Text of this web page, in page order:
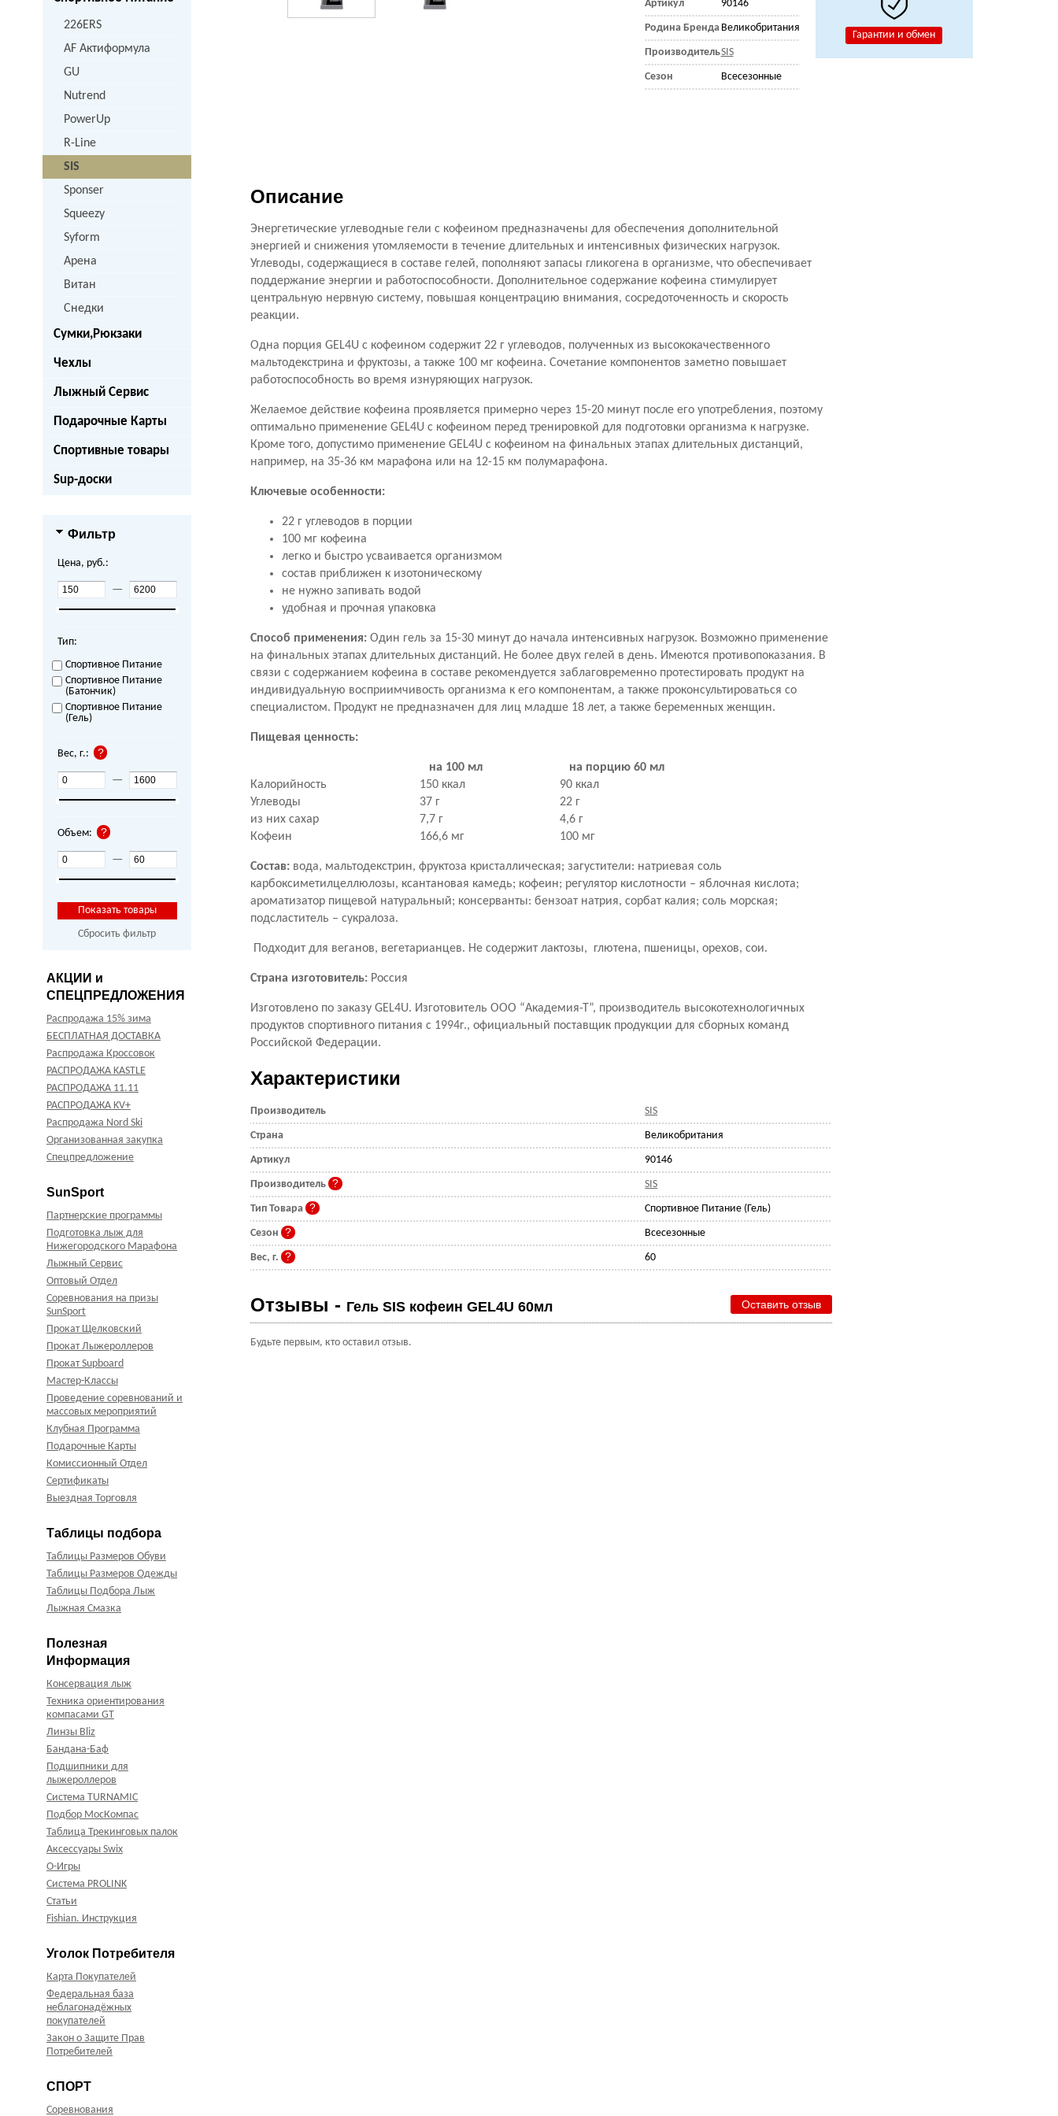
226ERS
AF Актиформула
GU
Nutrend
PowerUp
R-Line
SIS
Sponser
Squeezy
Syform
Арена
Витан
Снедки
Сумки,Рюкзаки
Чехлы
Лыжный Сервис
Подарочные Карты
Спортивные товары
Sup-доски
Фильтр
Цена, руб.:
—
Тип:
Спортивное Питание
Спортивное Питание
(Батончик)
Спортивное Питание
(Гель)
Вес, г.:
—
Объем:
—
Сбросить фильтр
АКЦИИ и
СПЕЦПРЕДЛОЖЕНИЯ
Распродажа 15% зима
БЕСПЛАТНАЯ ДОСТАВКА
Распродажа Кроссовок
РАСПРОДАЖА KASTLE
РАСПРОДАЖА 11.11
РАСПРОДАЖА KV+
Распродажа Nord Ski
Организованная закупка
Спецпредложение
SunSport
Партнерские программы
Подготовка лыж для
Нижегородского Марафона
Лыжный Сервис
Оптовый Отдел
Соревнования на призы
SunSport
Прокат Щелковский
Прокат Лыжероллеров
Прокат Supboard
Мастер-Классы
Проведение соревнований и
массовых мероприятий
Клубная Программа
Подарочные Карты
Комиссионный Отдел
Сертификаты
Выездная Торговля
Таблицы подбора
Таблицы Размеров Обуви
Таблицы Размеров Одежды
Таблицы Подбора Лыж
Лыжная Смазка
Полезная
Информация
Консервация лыж
Техника ориентирования
компасами GT
Линзы Bliz
Бандана-Баф
Подшипники для
лыжероллеров
Система TURNAMIC
Подбор МосКомпас
Таблица Трекинговых палок
Аксессуары Swix
О-Игры
Система PROLINK
Статьи
Fishian. Инструкция
Уголок Потребителя
Карта Покупателей
Федеральная база
неблагонадёжных
покупателей
Закон о Защите Прав
Потребителей
СПОРТ
Соревнования
Артикул 90146
Родина Бренда Великобритания
ПроизводительSIS
Сезон Всесезонные
Гарантии и обмен
Описание
Энергетические углеводные гели с кофеином предназначены для обеспечения дополнительной
энергией и снижения утомляемости в течение длительных и интенсивных физических нагрузок.
Углеводы, содержащиеся в составе гелей, пополняют запасы гликогена в организме, что обеспечивает
поддержание энергии и работоспособности. Дополнительное содержание кофеина стимулирует
центральную нервную систему, повышая концентрацию внимания, сосредоточенность и скорость
реакции.
Одна порция GEL4U с кофеином содержит 22 г углеводов, полученных из высококачественного
мальтодекстрина и фруктозы, а также 100 мг кофеина. Сочетание компонентов заметно повышает
работоспособность во время изнуряющих нагрузок.
Желаемое действие кофеина проявляется примерно через 15-20 минут после его употребления, поэтому
оптимально применение GEL4U с кофеином перед тренировкой для подготовки организма к нагрузке.
Кроме того, допустимо применение GEL4U с кофеином на финальных этапах длительных дистанций,
например, на 35-36 км марафона или на 12-15 км полумарафона.
Ключевые особенности:
22 г углеводов в порции
100 мг кофеина
легко и быстро усваивается организмом
состав приближен к изотоническому
не нужно запивать водой
удобная и прочная упаковка
Способ применения: Один гель за 15-30 минут до начала интенсивных нагрузок. Возможно применение
на финальных этапах длительных дистанций. Не более двух гелей в день. Имеются противопоказания. В
связи с содержанием кофеина в составе рекомендуется заблаговременно протестировать продукт на
индивидуальную восприимчивость организма к его компонентам, а также проконсультироваться со
специалистом. Продукт не предназначен для лиц младше 18 лет, а также беременных женщин.
Пищевая ценность:
на 100 мл
на порцию 60 мл
Калорийность
150 ккал
90 ккал
Углеводы
37 г
22 г
из них сахар
7,7 г
4,6 г
Кофеин
166,6 мг 100 мг
Состав: вода, мальтодекстрин, фруктоза кристаллическая; загустители: натриевая соль
карбоксиметилцеллюлозы, ксантановая камедь; кофеин; регулятор кислотности – яблочная кислота;
ароматизатор пищевой натуральный; консерванты: бензоат натрия, сорбат калия; соль морская;
подсластитель – сукралоза.
Подходит для веганов, вегетарианцев. Не содержит лактозы, глютена, пшеницы, орехов, сои.
Страна изготовитель: Россия
Изготовлено по заказу GEL4U. Изготовитель ООО “Академия-Т”, производитель высокотехнологичных
продуктов спортивного питания с 1994г., официальный поставщик продукции для сборных команд
Российской Федерации.
Характеристики
Производитель SIS
Страна Великобритания
Артикул 90146
Производитель SIS
Тип Товара Спортивное Питание (Гель)
Сезон Всесезонные
Вес, г. 60
Отзывы - Гель SIS кофеин GEL4U 60мл Оставить отзыв
Будьте первым, кто оставил отзыв.